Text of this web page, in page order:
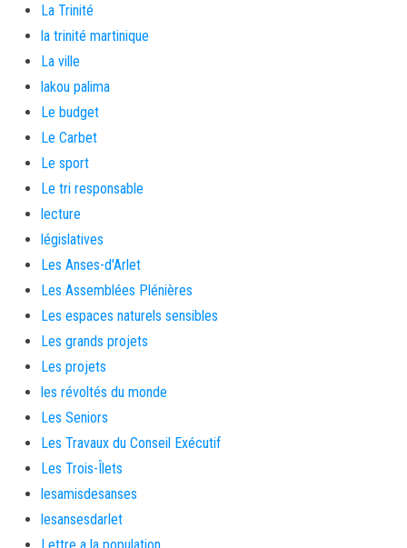
La Trinité
la trinité martinique
La ville
lakou palima
Le budget
Le Carbet
Le sport
Le tri responsable
lecture
législatives
Les Anses-d'Arlet
Les Assemblées Plénières
Les espaces naturels sensibles
Les grands projets
Les projets
les révoltés du monde
Les Seniors
Les Travaux du Conseil Exécutif
Les Trois-Îlets
lesamisdesanses
lesansesdarlet